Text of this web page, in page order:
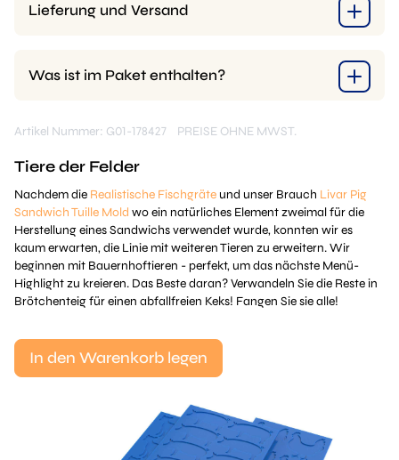
Lieferung und Versand
Was ist im Paket enthalten?
Artikel Nummer: G01-178427 PREISE OHNE MWST.
Tiere der Felder
Nachdem die Realistische Fischgräte und unser Brauch Livar Pig
Sandwich Tuille Mold wo ein natürliches Element zweimal für die
Herstellung eines Sandwichs verwendet wurde, konnten wir es
kaum erwarten, die Linie mit weiteren Tieren zu erweitern. Wir
beginnen mit Bauernhoftieren - perfekt, um das nächste Menü-
Highlight zu kreieren. Das Beste daran? Verwandeln Sie die Reste in
Brötchenteig für einen abfallfreien Keks! Fangen Sie sie alle!
In den Warenkorb legen